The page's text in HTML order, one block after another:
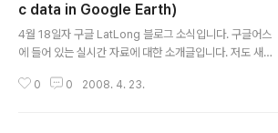
c data in Google Earth)
4월 18일자 구글 LatLong 블로그 소식입니다. 구글어스
에 들어 있는 실시간 자료에 대한 소개글입니다. 저도 새로
스에서 실시간으로 변경되는 자료를 모두 정리하니 좀 있
0 0 2008. 4. 23.